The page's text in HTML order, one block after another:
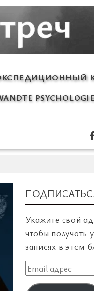
Укажите свой
чтобы получать
записях в этом
Email
адрес